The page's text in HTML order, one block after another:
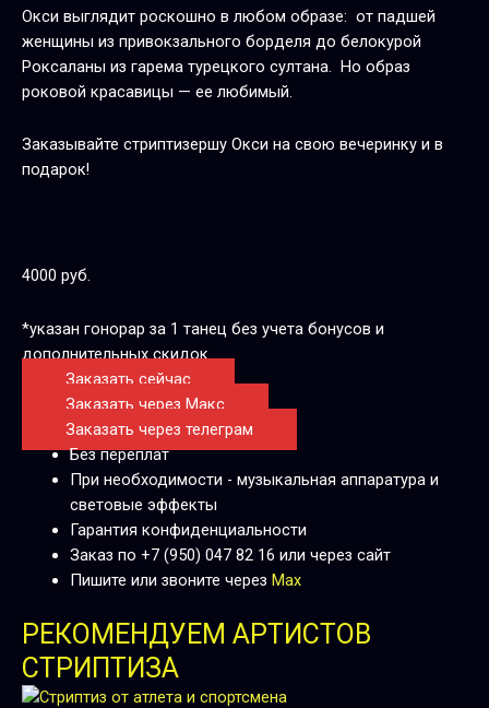
Окси выглядит роскошно в любом образе: от падшей
женщины из привокзального борделя до белокурой
Роксаланы из гарема турецкого султана. Но образ
роковой красавицы — ее любимый.
Заказывайте стриптизершу Окси на свою вечеринку и в
подарок!
4000 руб.
*указан гонорар за 1 танец без учета бонусов и
дополнительных скидок
Заказать сейчас
Заказать через Макс
Заказать через телеграм
Без переплат
При необходимости - музыкальная аппаратура и
световые эффекты
Гарантия конфиденциальности
Заказ по +7 (950) 047 82 16 или через сайт
Пишите или звоните через Max
РЕКОМЕНДУЕМ АРТИСТОВ
СТРИПТИЗА